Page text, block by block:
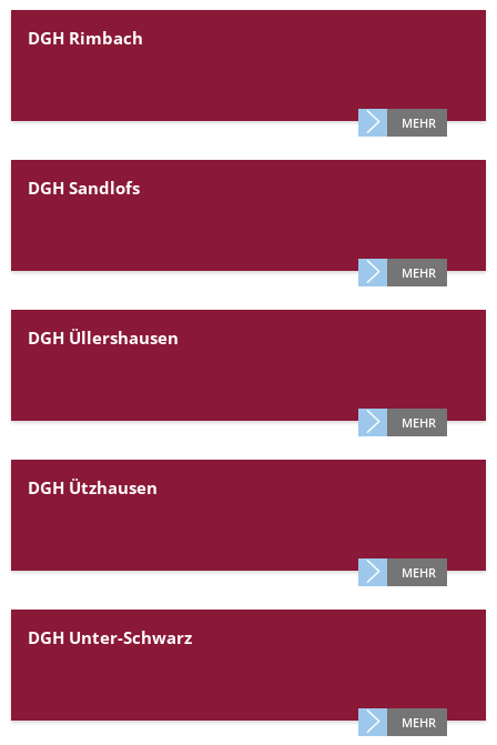
DGH Rimbach
MEHR
DGH Sandlofs
MEHR
DGH Üllershausen
MEHR
DGH Ützhausen
MEHR
DGH Unter-Schwarz
MEHR